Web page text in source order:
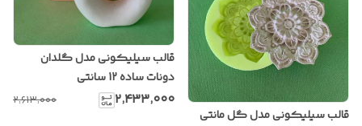
قالب سیلیکونی مدل گل مانتی
قالب سیلیکونی مدل گلدان
دونات ساده 12 سانتی
۲٬۴۳۳٬۰۰۰ ۲٬۶۱۳٬۰۰۰